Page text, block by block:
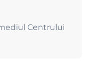
Centrului